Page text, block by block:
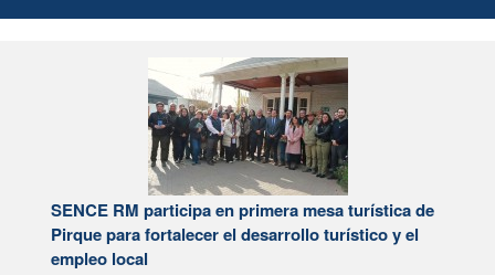
SENCE RM participa en primera mesa turística de
Pirque para fortalecer el desarrollo turístico y el
empleo local